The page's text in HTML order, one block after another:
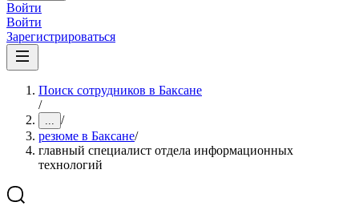
Войти
Войти
Зарегистрироваться
Поиск сотрудников в Баксане
/
... /
резюме в Баксане/
главный специалист отдела информационных
технологий